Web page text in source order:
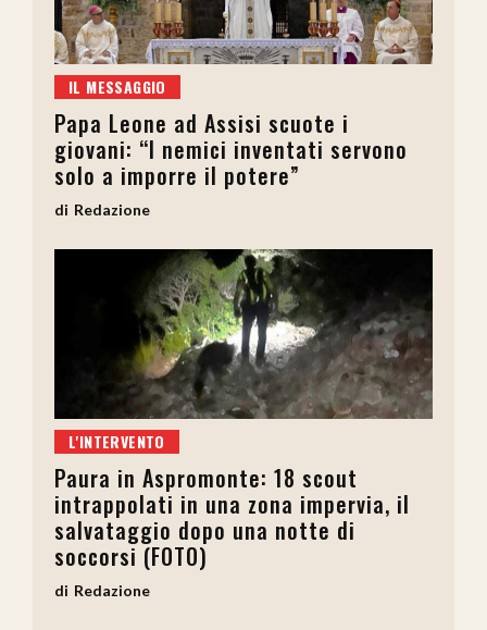
IL MESSAGGIO
Papa Leone ad Assisi scuote i
giovani: “I nemici inventati servono
solo a imporre il potere”
Redazione
L'INTERVENTO
Paura in Aspromonte: 18 scout
intrappolati in una zona impervia, il
salvataggio dopo una notte di
soccorsi (FOTO)
Redazione